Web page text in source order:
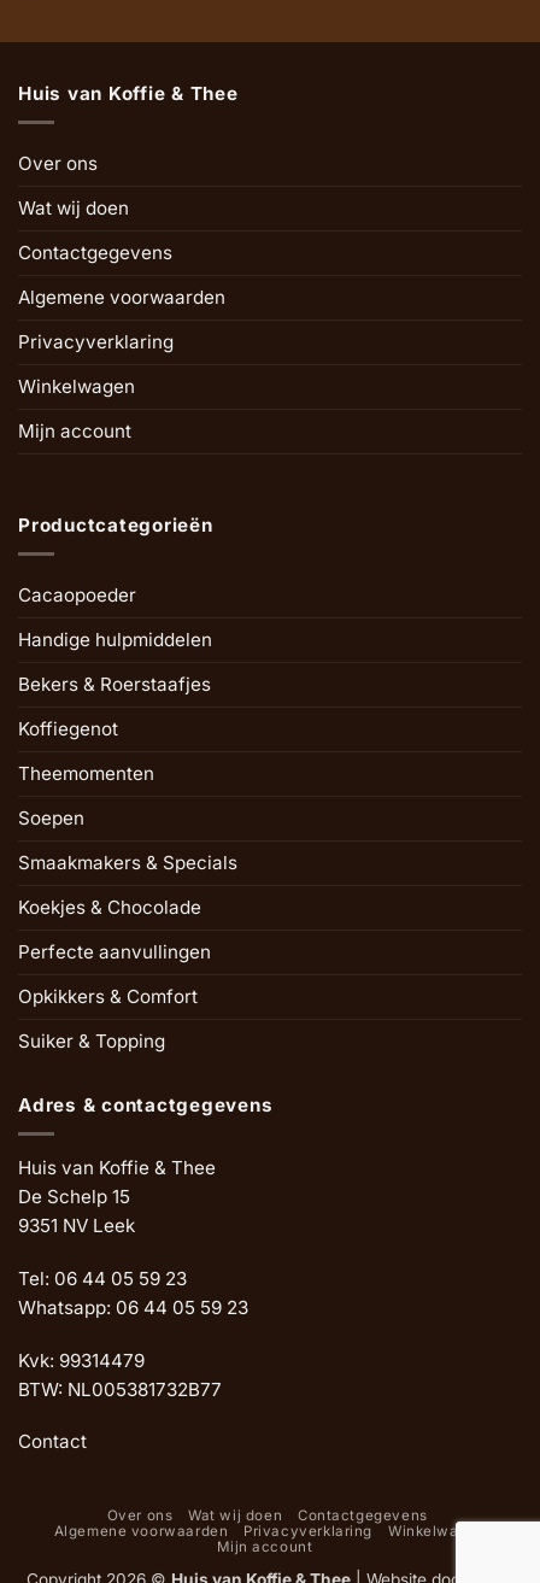
Huis van Koffie & Thee
Over ons
Wat wij doen
Contactgegevens
Algemene voorwaarden
Privacyverklaring
Winkelwagen
Mijn account
Productcategorieën
Cacaopoeder
Handige hulpmiddelen
Bekers & Roerstaafjes
Koffiegenot
Theemomenten
Soepen
Smaakmakers & Specials
Koekjes & Chocolade
Perfecte aanvullingen
Opkikkers & Comfort
Suiker & Topping
Adres & contactgegevens
Huis van Koffie & Thee
De Schelp 15
9351 NV Leek
Tel: 06 44 05 59 23
Whatsapp: 06 44 05 59 23
Kvk: 99314479
BTW: NL005381732B77
Contact
Over ons Wat wij doen
Contactgegevens
Algemene voorwaarden
Privacyverklaring
Winkelwagen
Mijn account